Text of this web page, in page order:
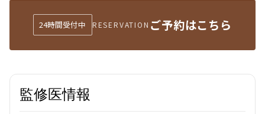
24時間受付中 RESERVATION ご予約はこちら
監修医情報